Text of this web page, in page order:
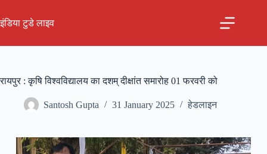
content
इंडिया टुडे लाइव
रायपुर : कृषि विश्वविद्यालय का दशम् दीक्षांत समारोह 01 फरवरी को
Santosh Gupta 31 January 2025 हेडलाइन